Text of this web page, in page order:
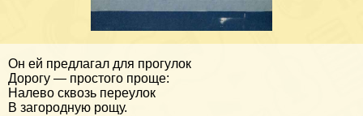
Он ей предлагал для прогулок
Дорогу — простого проще:
Налево сквозь переулок
В загородную рощу.